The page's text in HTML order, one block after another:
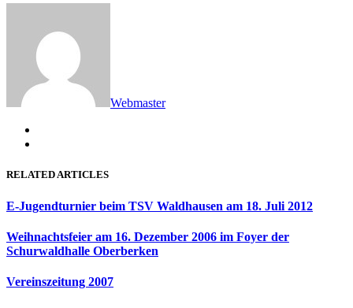
Webmaster
RELATED ARTICLES
E-Jugendturnier beim TSV Waldhausen am 18. Juli 2012
Weihnachtsfeier am 16. Dezember 2006 im Foyer der
Schurwaldhalle Oberberken
Vereinszeitung 2007